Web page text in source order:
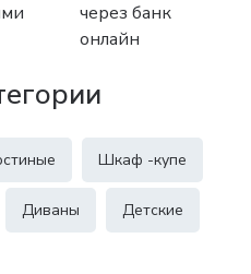
через банк
онлайн
Шкаф -купе
Диваны Детские